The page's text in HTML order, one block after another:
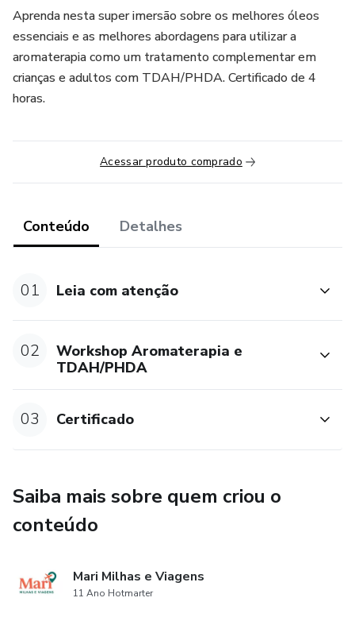
Aprenda nesta super imersão sobre os melhores óleos
essenciais e as melhores abordagens para utilizar a
aromaterapia como um tratamento complementar em
crianças e adultos com TDAH/PHDA. Certificado de 4
horas.
Acessar produto comprado
Conteúdo Detalhes
01 Leia com atenção
02
Workshop Aromaterapia e
TDAH/PHDA
03 Certificado
Saiba mais sobre quem criou o
conteúdo
Mari Milhas e Viagens
11 Ano Hotmarter